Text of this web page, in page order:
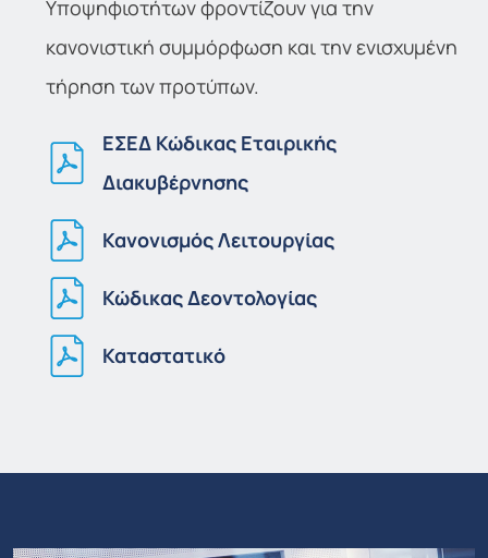
Υποψηφιοτήτων φροντίζουν για την
κανονιστική συμμόρφωση και την ενισχυμένη
τήρηση των προτύπων.
ΕΣΕΔ Κώδικας Εταιρικής
Διακυβέρνησης
Κανονισμός Λειτουργίας
Κώδικας Δεοντολογίας
Καταστατικό